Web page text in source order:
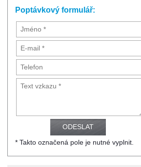
Poptávkový formulář:
* Takto označená pole je nutné vyplnit.